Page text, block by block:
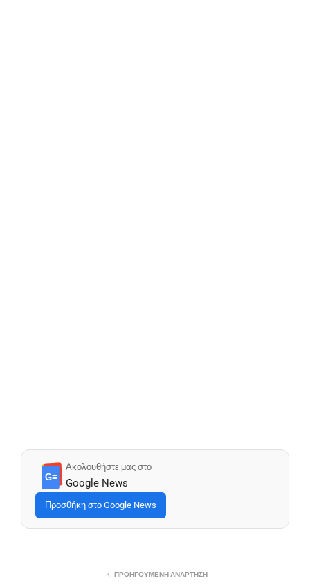
G≡
Ακολουθήστε μας στο
Google News
Προσθήκη στο Google News
ΠΡΟΗΓΟΎΜΕΝΗ ΑΝΆΡΤΗΣΗ